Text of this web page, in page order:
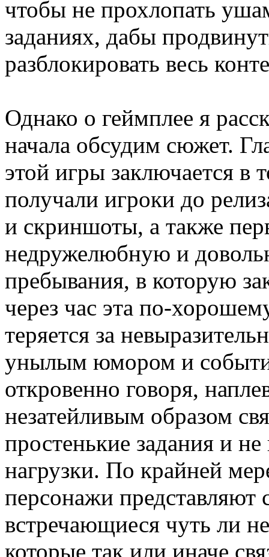
чтобы не прохлопать
заданиях, дабы
разблокировать весь
Однако о геймплее я
начала обсудим сюжет.
этой игры заключается в
получали игроки до
и скриншоты, а также
недружелюбную и
пребывания, в которую
через час эта по-
теряется за
унылым юмором и
откровенно говоря,
незатейливым образом
простенькие задания и
нагрузки. По крайней
персонажи
встречающиеся чуть ли
которые так или иначе